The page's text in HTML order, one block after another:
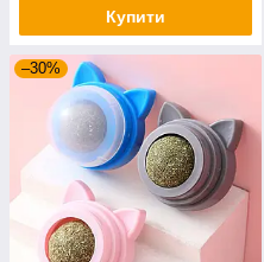
Купити
–30%